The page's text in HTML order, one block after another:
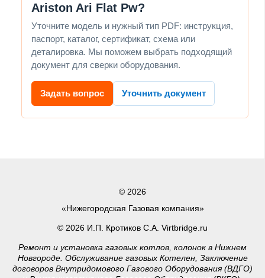
Ariston Ari Flat Pw?
Уточните модель и нужный тип PDF: инструкция,
паспорт, каталог, сертификат, схема или
деталировка. Мы поможем выбрать подходящий
документ для сверки оборудования.
Задать вопрос Уточнить документ
© 2026
«Нижегородская Газовая компания»
© 2026 И.П. Кротиков С.А. Virtbridge.ru
Ремонт и установка газовых котлов, колонок в Нижнем
Новгороде. Обслуживание газовых Котелен, Заключение
договоров Внутридомового Газового Оборудования (ВДГО)